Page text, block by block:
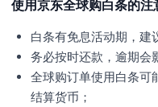
使用京东全球购白条的注
白条有免息活动期，建
务必按时还款，逾期会
全球购订单使用白条可
结算货币；